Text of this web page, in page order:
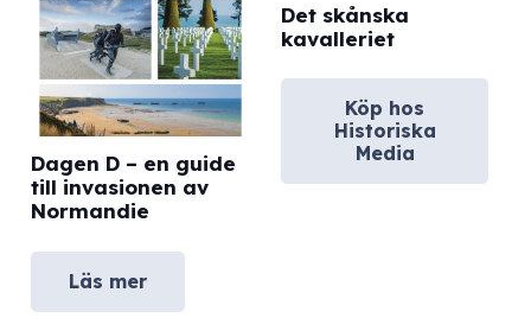
Dagen D – en guide
till invasionen av
Normandie
Läs mer
Det skånska
kavalleriet
Köp hos
Historiska
Media